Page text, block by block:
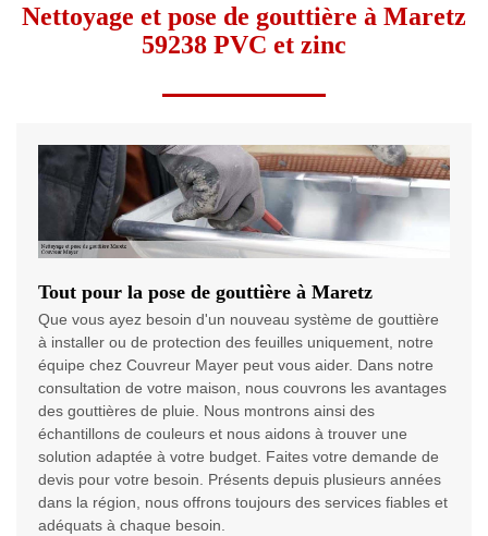
Nettoyage et pose de gouttière à Maretz
59238 PVC et zinc
Tout pour la pose de gouttière à Maretz
Que vous ayez besoin d'un nouveau système de gouttière
à installer ou de protection des feuilles uniquement, notre
équipe chez Couvreur Mayer peut vous aider. Dans notre
consultation de votre maison, nous couvrons les avantages
des gouttières de pluie. Nous montrons ainsi des
échantillons de couleurs et nous aidons à trouver une
solution adaptée à votre budget. Faites votre demande de
devis pour votre besoin. Présents depuis plusieurs années
dans la région, nous offrons toujours des services fiables et
adéquats à chaque besoin.